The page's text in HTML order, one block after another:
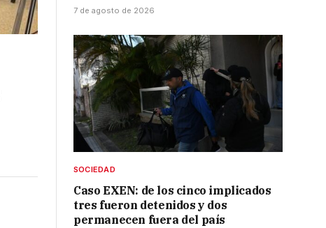
7 de agosto de 2026
SOCIEDAD
Caso EXEN: de los cinco implicados
tres fueron detenidos y dos
permanecen fuera del país